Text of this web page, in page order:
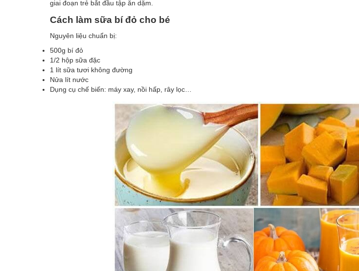
giai đoạn trẻ bắt đầu tập ăn dặm.
Cách làm sữa bí đỏ cho bé
Nguyên liệu chuẩn bị:
500g bí đỏ
1/2 hộp sữa đặc
1 lít sữa tươi không đường
Nửa lít nước
Dụng cụ chế biến: máy xay, nồi hấp, rây lọc…